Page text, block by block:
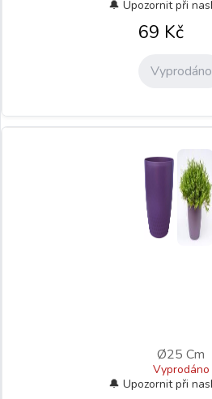
69 Kč
Vyprodáno
Ø25 Cm
Vyprodáno